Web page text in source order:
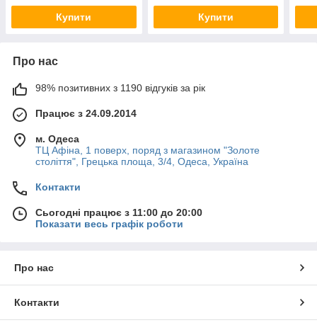
Купити Купити
Про нас
98% позитивних з 1190 відгуків за рік
Працює з 24.09.2014
м. Одеса
ТЦ Афіна, 1 поверх, поряд з магазином "Золоте
століття", Грецька площа, 3/4, Одеса, Україна
Контакти
Сьогодні працює з 11:00 до 20:00
Показати весь графік роботи
Про нас
Контакти